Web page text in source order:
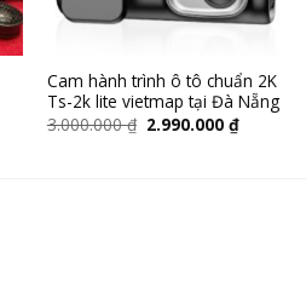
Cam hành trình ô tô chuẩn 2K
Ts-2k lite vietmap tại Đà Nẵng
3.000.000₫ 2.990.000 ₫